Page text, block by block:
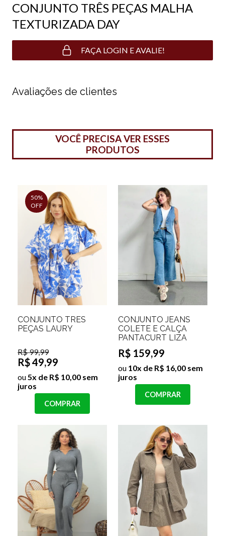
CONJUNTO TRÊS PEÇAS MALHA
TEXTURIZADA DAY
FAÇA LOGIN E AVALIE!
Avaliações de clientes
VOCÊ PRECISA VER ESSES
PRODUTOS
50%
OFF
CONJUNTO TRES
PEÇAS LAURY
R$ 99,99
R$ 49,99
ou5x de R$ 10,00 sem
juros
COMPRAR
CONJUNTO JEANS
COLETE E CALÇA
PANTACURT LIZA
R$ 159,99
ou 10x de R$ 16,00 sem
juros
COMPRAR